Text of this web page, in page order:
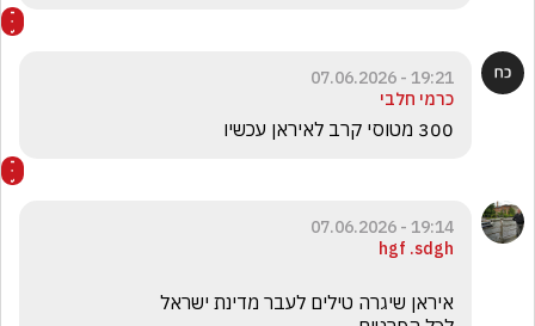
19:21 - 07.06.2026
כרמי חלבי
300 מטוסי קרב לאיראן עכשיו
19:14 - 07.06.2026
hgf .sdgh